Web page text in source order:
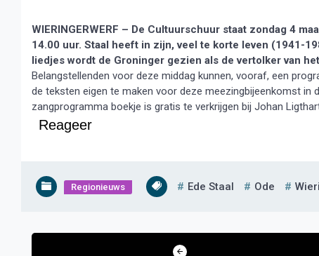
WIERINGERWERF – De Cultuurschuur staat zondag 4
14.00 uur. Staal heeft in zijn, veel te korte leven (1941-
liedjes wordt de Groninger gezien als de vertolker van
Belangstellenden voor deze middag kunnen, vooraf, een
de teksten eigen te maken voor deze meezingbijeenkomst in
zangprogramma boekje is gratis te verkrijgen bij Johan
Reageer
Regionieuws Ede Staal Ode
Bericht